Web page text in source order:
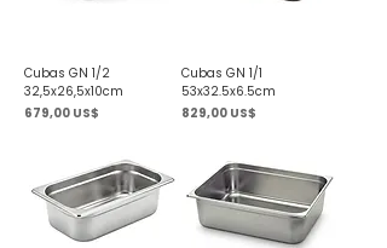
Cubas GN 1/2
32,5x26,5x10cm
Precio
679,00 US$
Cubas GN 1/1
53x32.5x6.5cm
Precio
829,00 US$